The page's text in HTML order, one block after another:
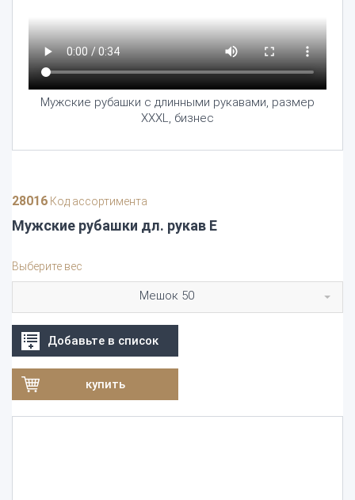
Мужские рубашки с длинными рукавами, размер
XXXL, бизнес
28016 Код ассортимента
Мужские рубашки дл. рукав E
Выберите вес
Мешок 50
Добавьте в список
купить